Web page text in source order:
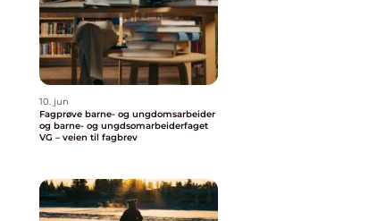
10. jun
Fagprøve barne- og ungdomsarbeider
og barne- og ungdsomarbeiderfaget
VG – veien til fagbrev